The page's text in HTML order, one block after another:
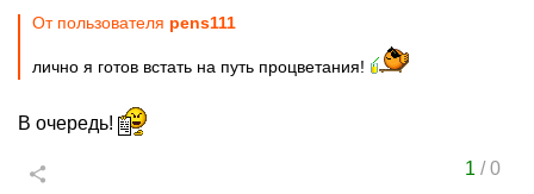
От пользователя pens111
лично я готов встать на путь процветания!
В очередь!
1 /0